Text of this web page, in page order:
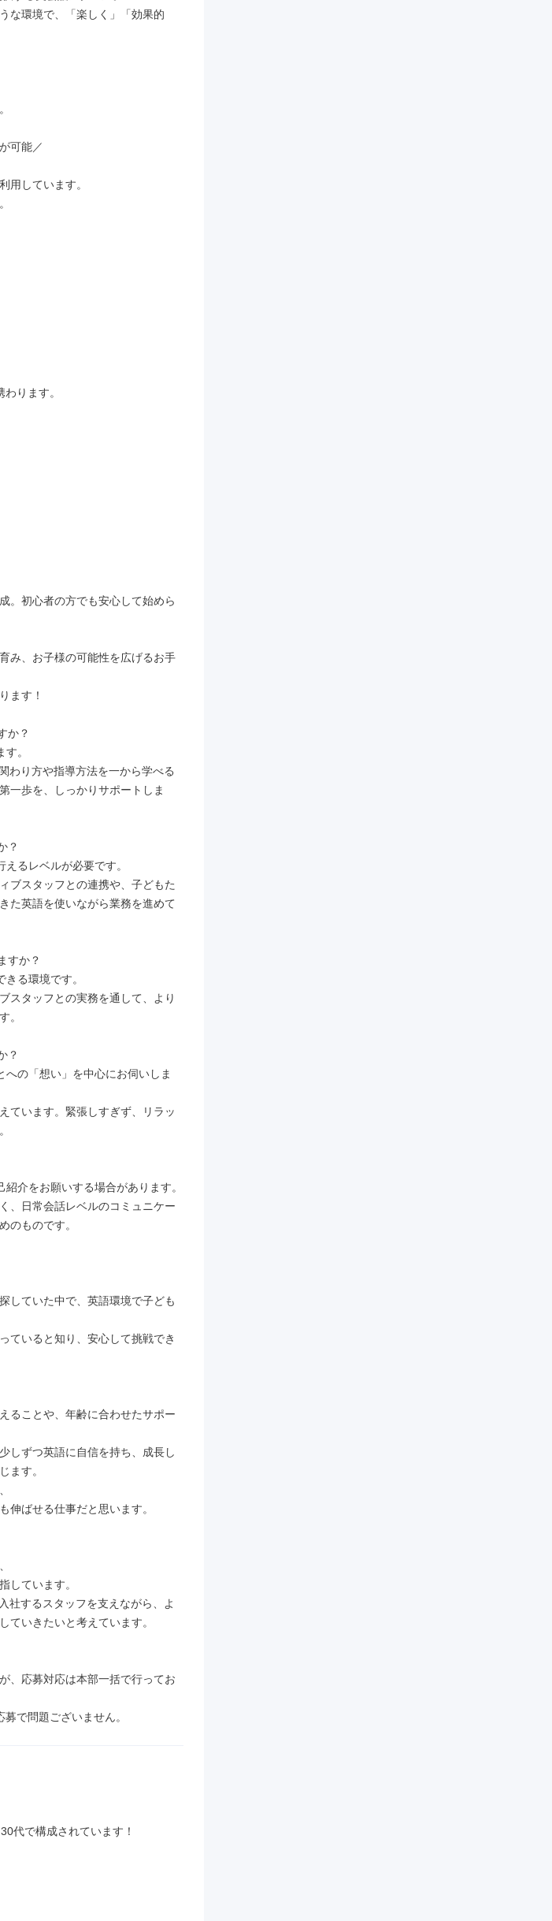
な環境で、「楽しく」「効果的
可能／
用しています。
ります。
。初心者の方でも安心して始めら
み、お子様の可能性を広げるお手
ます！
か？
。
わり方や指導方法を一から学べる
一歩を、しっかりサポートしま
？
るレベルが必要です。
ブスタッフとの連携や、子どもた
た英語を使いながら業務を進めて
すか？
る環境です。
スタッフとの実務を通して、より
。
？
の「想い」を中心にお伺いしま
ています。緊張しすぎず、リラッ
介をお願いする場合があります。
、日常会話レベルのコミュニケー
のものです。
していた中で、英語環境で子ども
ていると知り、安心して挑戦でき
ることや、年齢に合わせたサポー
しずつ英語に自信を持ち、成長し
ます。
伸ばせる仕事だと思います。
しています。
社するスタッフを支えながら、よ
ていきたいと考えています。
、応募対応は本部一括で行ってお
で問題ございません。
代で構成されています！